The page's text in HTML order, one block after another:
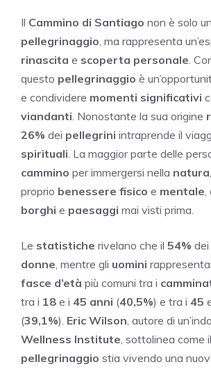
Il Cammino di Santiago non è solo un
pellegrinaggio, ma rappresenta
rinascita e scoperta personale.
questo pellegrinaggio è
e condividere momenti significativi
viandanti. Nonostante la sua origine
26% dei pellegrini intraprende il
spirituali. La maggior parte delle
cammino per immergersi nella natura
proprio benessere fisico e mentale,
borghi e paesaggi mai visti prima.
Le statistiche rivelano che il 54% dei
donne, mentre gli uomini
fasce d’età più comuni tra i
tra i 18 e i 45 anni (40,5%) e tra i 45
(39,1%). Eric Wilson, autore di
Wellness Institute, sottolinea come il
pellegrinaggio stia vivendo una